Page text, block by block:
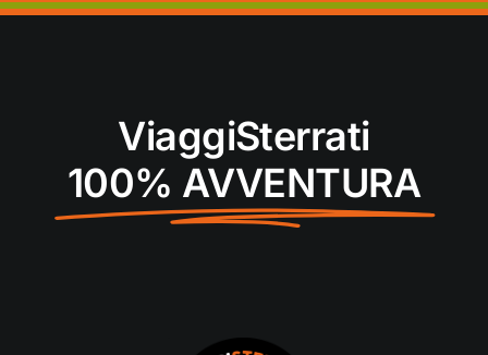
ViaggiSterrati
100% AVVENTURA